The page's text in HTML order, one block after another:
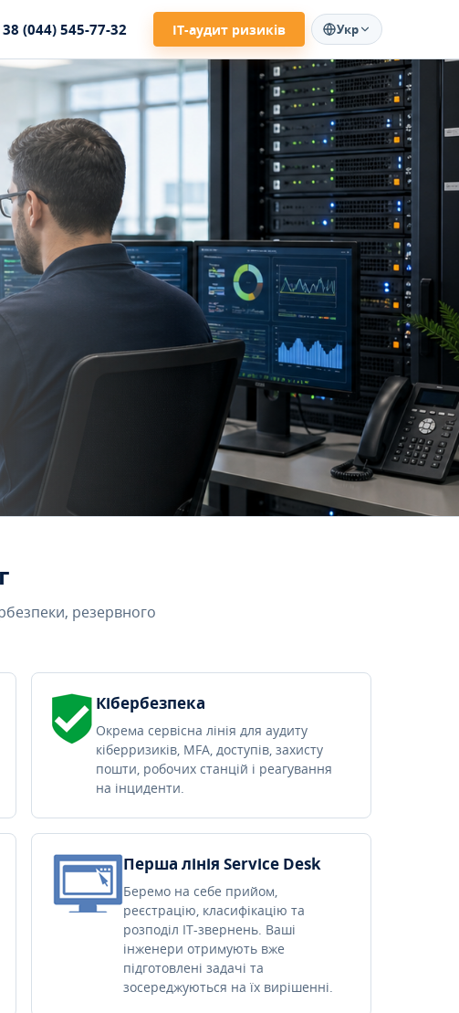
38 (044) 545-77-32 ІТ-аудит ризиків Укр
резервного
Кібербезпека
Окрема сервісна лінія для аудиту
кіберризиків, MFA, доступів, захисту
пошти, робочих станцій і реагування
на інциденти.
Перша лінія Service Desk
Беремо на себе прийом,
реєстрацію, класифікацію та
розподіл IT-звернень. Ваші
інженери отримують вже
підготовлені задачі та
зосереджуються на їх вирішенні.